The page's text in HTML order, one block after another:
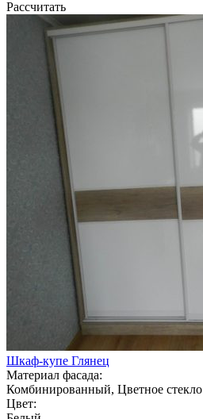
Рассчитать
Шкаф-купе Глянец
Материал фасада:
Комбинированный, Цветное стекло
Цвет: